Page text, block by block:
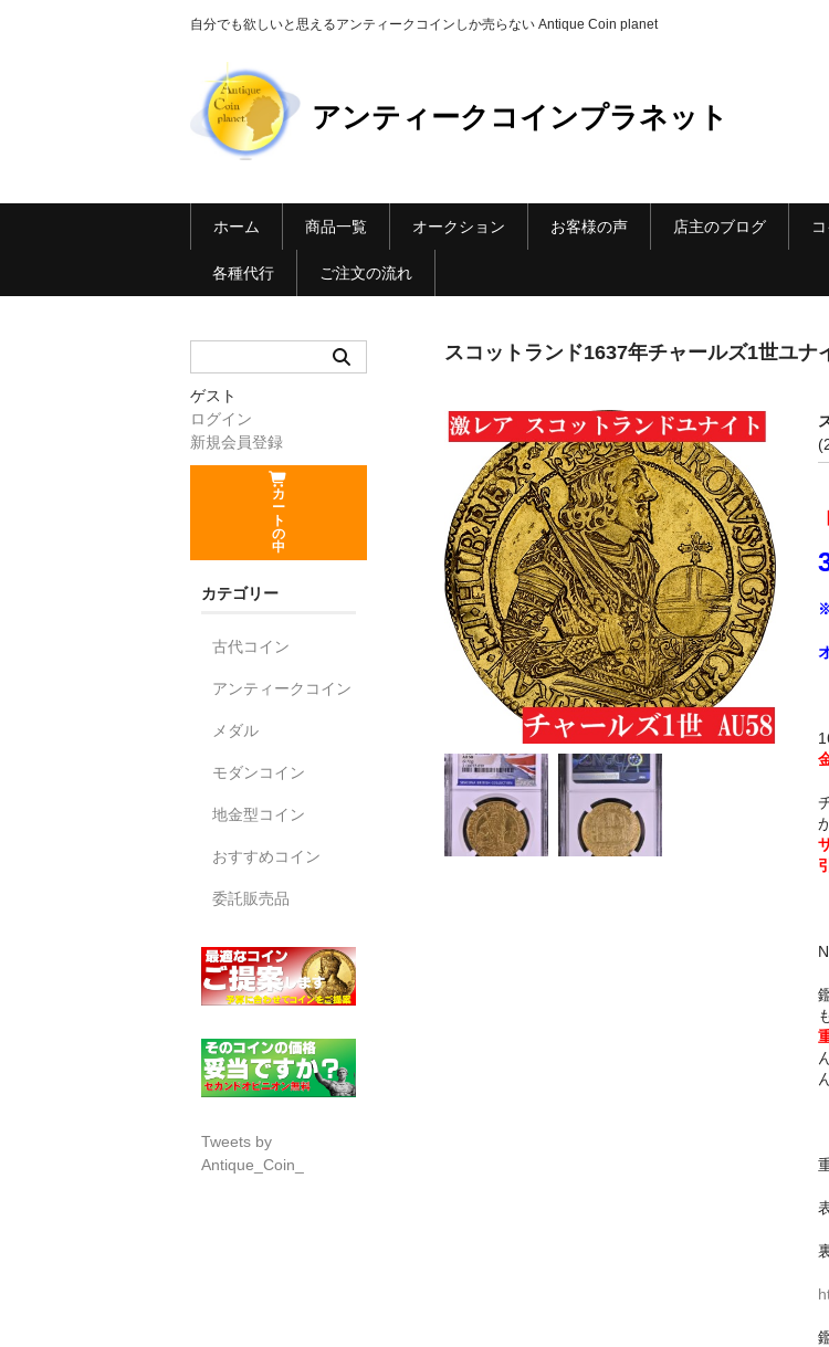
自分でも欲しいと思えるアンティークコインしか売らない Antique Coin planet
アンティークコインプラネット
ホーム 商品一覧 オークション お客様の声 店主のブログ
各種代行 ご注文の流れ
ゲスト
ログイン
新規会員登録
カ
ー
ト
の
中
カテゴリー
古代コイン
アンティークコイン
メダル
モダンコイン
地金型コイン
おすすめコイン
委託販売品
Tweets by
Antique_Coin_
スコットランド1637年チャールズ1世ユナ